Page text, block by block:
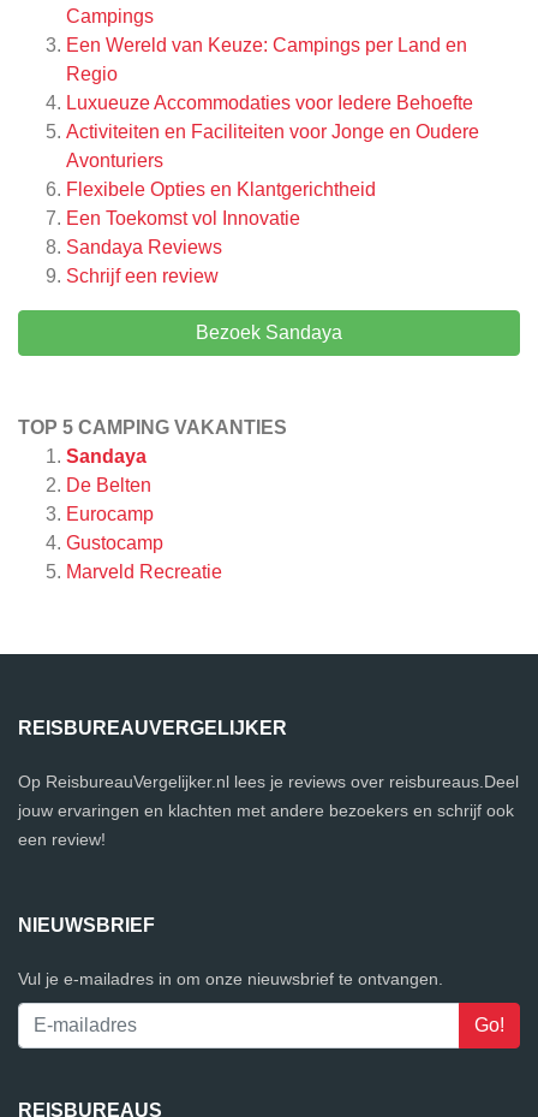
Campings
Een Wereld van Keuze: Campings per Land en
Regio
Luxueuze Accommodaties voor Iedere Behoefte
Activiteiten en Faciliteiten voor Jonge en Oudere
Avonturiers
Flexibele Opties en Klantgerichtheid
Een Toekomst vol Innovatie
Sandaya Reviews
Schrijf een review
Bezoek Sandaya
TOP 5 CAMPING VAKANTIES
Sandaya
De Belten
Eurocamp
Gustocamp
Marveld Recreatie
REISBUREAUVERGELIJKER
Op ReisbureauVergelijker.nl lees je reviews over reisbureaus.Deel
jouw ervaringen en klachten met andere bezoekers en schrijf ook
een review!
NIEUWSBRIEF
Vul je e-mailadres in om onze nieuwsbrief te ontvangen.
REISBUREAUS